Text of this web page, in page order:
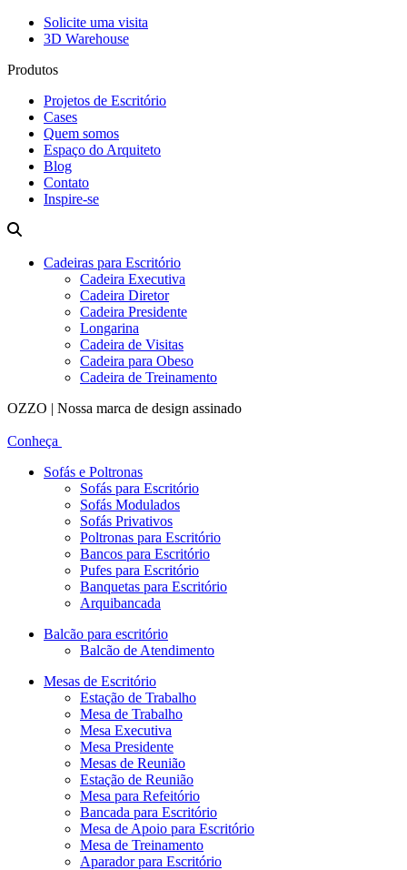
Solicite uma visita
3D Warehouse
Produtos
Projetos de Escritório
Cases
Quem somos
Espaço do Arquiteto
Blog
Contato
Inspire-se
Cadeiras para Escritório
Cadeira Executiva
Cadeira Diretor
Cadeira Presidente
Longarina
Cadeira de Visitas
Cadeira para Obeso
Cadeira de Treinamento
OZZO | Nossa marca de design assinado
Conheça
Sofás e Poltronas
Sofás para Escritório
Sofás Modulados
Sofás Privativos
Poltronas para Escritório
Bancos para Escritório
Pufes para Escritório
Banquetas para Escritório
Arquibancada
Balcão para escritório
Balcão de Atendimento
Mesas de Escritório
Estação de Trabalho
Mesa de Trabalho
Mesa Executiva
Mesa Presidente
Mesas de Reunião
Estação de Reunião
Mesa para Refeitório
Bancada para Escritório
Mesa de Apoio para Escritório
Mesa de Treinamento
Aparador para Escritório